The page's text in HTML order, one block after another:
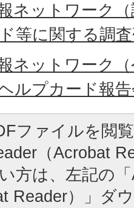
ネットワーク
等に関する調
ネットワーク
ルプカード報
ファイルを閲
（Acrobat
方は、左記の
Reader）」ダ